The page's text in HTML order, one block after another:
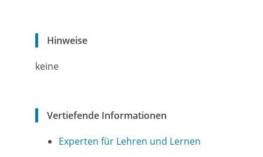
Hinweise
keine
Vertiefende Informationen
Experten für Lehren und Lernen